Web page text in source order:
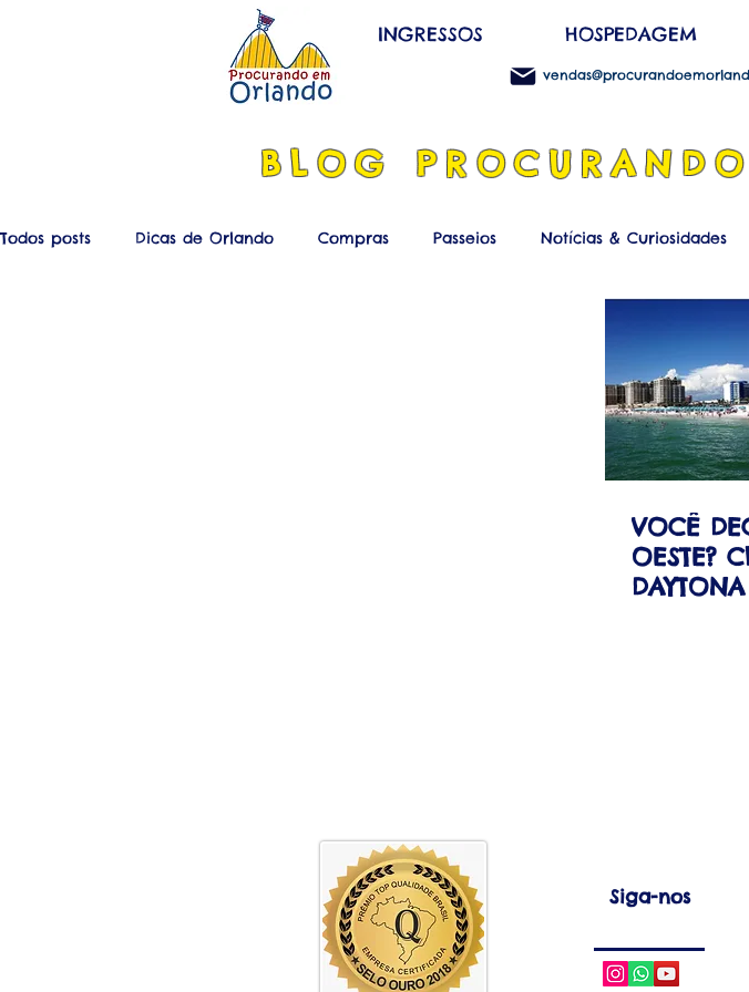
INGRESSOS HOSPEDAGEM
BLOG
Todos posts Dicas de Orlando Compras Passeios Notícias & Curiosidades
VOCÊ
OESTE?
Siga-nos